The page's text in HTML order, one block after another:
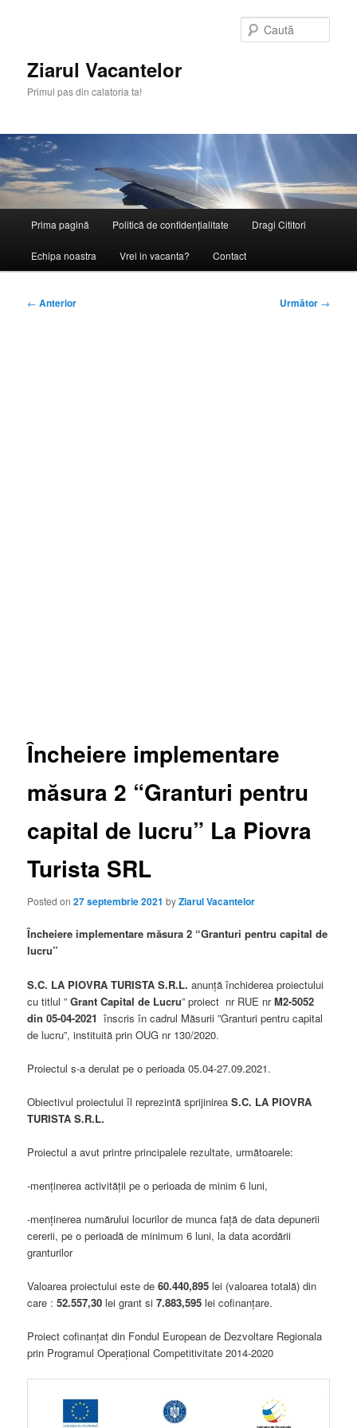
Ziarul Vacantelor
Primul pas din calatoria ta!
Prima pagină Politică de confidențialitate Dragi Cititori
Echipa noastra Vrei in vacanta? Contact
Navigare
← Anterior Următor →
Încheiere implementare
măsura 2 “Granturi pentru
capital de lucru” La Piovra
Turista SRL
Posted on27 septembrie 2021 byZiarul Vacantelor
Încheiere implementare măsura 2 “Granturi pentru capital de
lucru”
S.C. LA PIOVRA TURISTA S.R.L. anunță închiderea proiectului
cu titlul ”Grant Capital de Lucru” proiect nr RUE nrM2-5052
din 05-04-2021 înscris în cadrul Măsurii ”Granturi pentru capital
de lucru”, instituită prin OUG nr 130/2020.
Proiectul s-a derulat pe o perioada 05.04-27.09.2021.
Obiectivul proiectului îl reprezintă sprijinireaS.C. LA PIOVRA
TURISTA S.R.L.
Proiectul a avut printre principalele rezultate, următoarele:
-menținerea activității pe o perioada de minim 6 luni,
-menținerea numărului locurilor de munca față de data depunerii
cererii, pe o perioadă de minimum 6 luni, la data acordării
granturilor
Valoarea proiectului este de60.440,895 lei (valoarea totală) din
care :52.557,30lei grant si7.883,595lei cofinanțare.
Proiect cofinanțat din Fondul European de Dezvoltare Regionala
prin Programul Operațional Competitivitate 2014-2020